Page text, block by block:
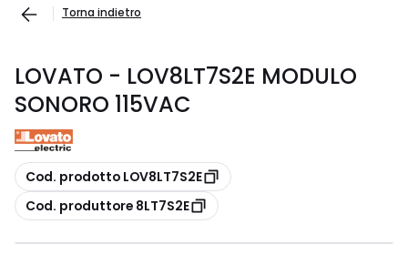
Torna indietro
LOVATO - LOV8LT7S2E MODULO
SONORO 115VAC
copia
Cod. prodotto LOV8LT7S2E
copia
Cod. produttore 8LT7S2E